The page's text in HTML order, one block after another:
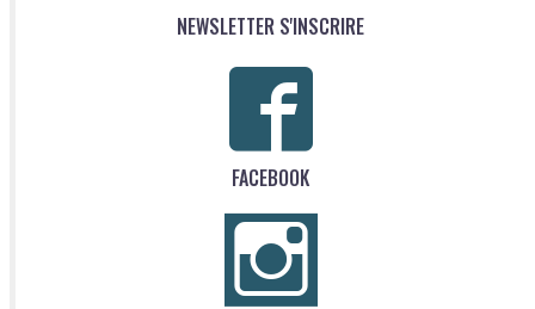
NEWSLETTER S'INSCRIRE
FACEBOOK